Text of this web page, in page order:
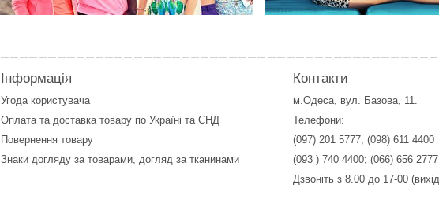
Інформація
Угода користувача
Оплата та доставка товару по Україні та СНД
Повернення товару
Знаки догляду за товарами, догляд за тканинами
Контакти
м.Одеса, вул. Базова, 11.
Телефони:
(097) 201 5777; (098) 611 4400
(093 ) 740 4400; (066) 656 2777
Дзвоніть з 8.00 до 17-00